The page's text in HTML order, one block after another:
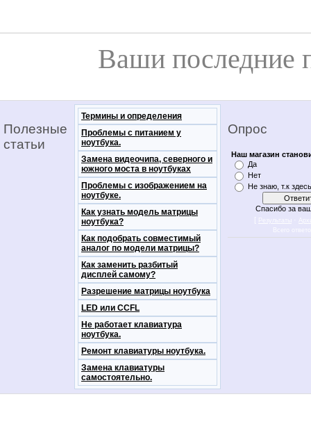
Ваши последние
Полезные
статьи
Термины и определения
Проблемы с питанием у
ноутбука.
Замена видеочипа, северного и
южного моста в ноутбуках
Проблемы с изображением на
ноутбуке.
Как узнать модель матрицы
ноутбука?
Как подобрать совместимый
аналог по модели матрицы?
Как заменить разбитый
дисплей самому?
Разрешение матрицы ноутбука
LED или CCFL
Не работает клавиатура
ноутбука.
Ремонт клавиатуры ноутбука.
Замена клавиатуры
самостоятельно.
Опрос
Наш магазин
Да
Нет
Не знаю, т.к
Спасибо за